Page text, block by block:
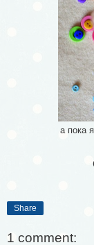
а пока
Share
1 comment: